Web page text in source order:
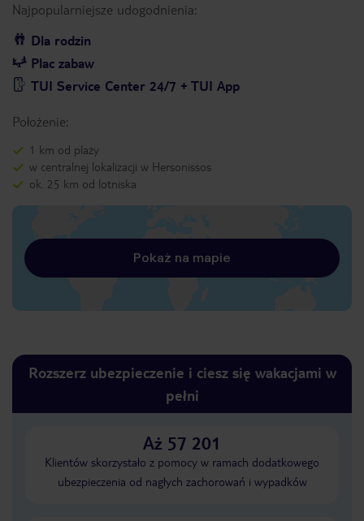
Najpopularniejsze udogodnienia:
Dla rodzin
Plac zabaw
TUI Service Center 24/7 + TUI App
Położenie:
1 km od plaży
w centralnej lokalizacji w Hersonissos
ok. 25 km od lotniska
Pokaż na mapie
Rozszerz ubezpieczenie i ciesz się wakacjami w
pełni
Aż 57 201
Klientów skorzystało z pomocy w ramach dodatkowego
ubezpieczenia od nagłych zachorowań i wypadków